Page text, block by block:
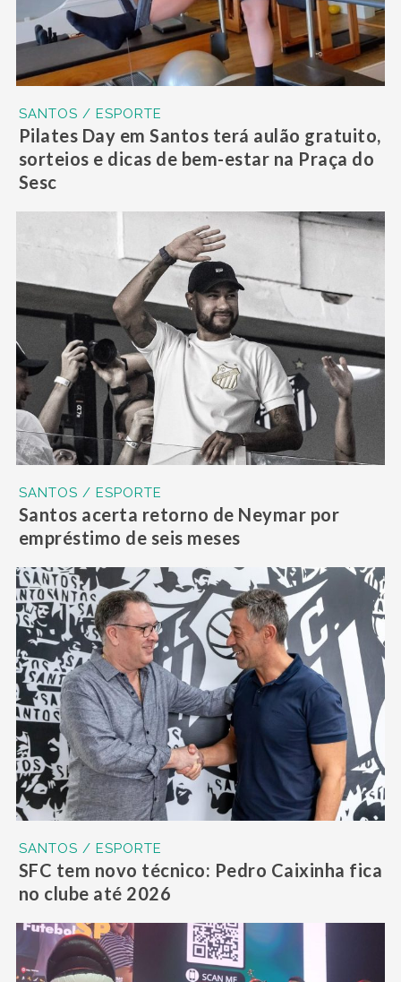
SANTOS / ESPORTE
Pilates Day em Santos terá aulão gratuito,
sorteios e dicas de bem-estar na Praça do
Sesc
SANTOS / ESPORTE
Santos acerta retorno de Neymar por
empréstimo de seis meses
SANTOS / ESPORTE
SFC tem novo técnico: Pedro Caixinha fica
no clube até 2026